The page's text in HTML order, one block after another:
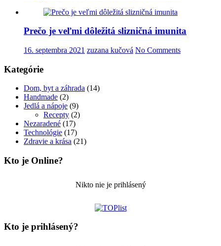
Prečo je veľmi dôležitá slizničná imunita
16. septembra 2021 zuzana kučová No Comments
Kategórie
Dom, byt a záhrada (14)
Handmade (2)
Jedlá a nápoje (9)
Recepty (2)
Nezaradené (17)
Technológie (17)
Zdravie a krása (21)
Kto je Online?
Nikto nie je prihlásený
Kto je prihlásený?